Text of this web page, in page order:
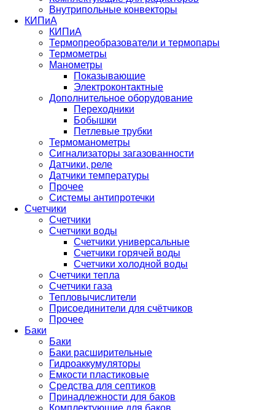
Внутрипольные конвекторы
КИПиА
КИПиА
Термопреобразователи и термопары
Термометры
Манометры
Показывающие
Электроконтактные
Дополнительное оборудование
Переходники
Бобышки
Петлевые трубки
Термоманометры
Сигнализаторы загазованности
Датчики, реле
Датчики температуры
Прочее
Системы антипротечки
Счетчики
Счетчики
Счетчики воды
Счетчики универсальные
Счетчики горячей воды
Счетчики холодной воды
Счетчики тепла
Счетчики газа
Тепловычислители
Присоединители для счётчиков
Прочее
Баки
Баки
Баки расширительные
Гидроаккумуляторы
Емкости пластиковые
Средства для септиков
Принадлежности для баков